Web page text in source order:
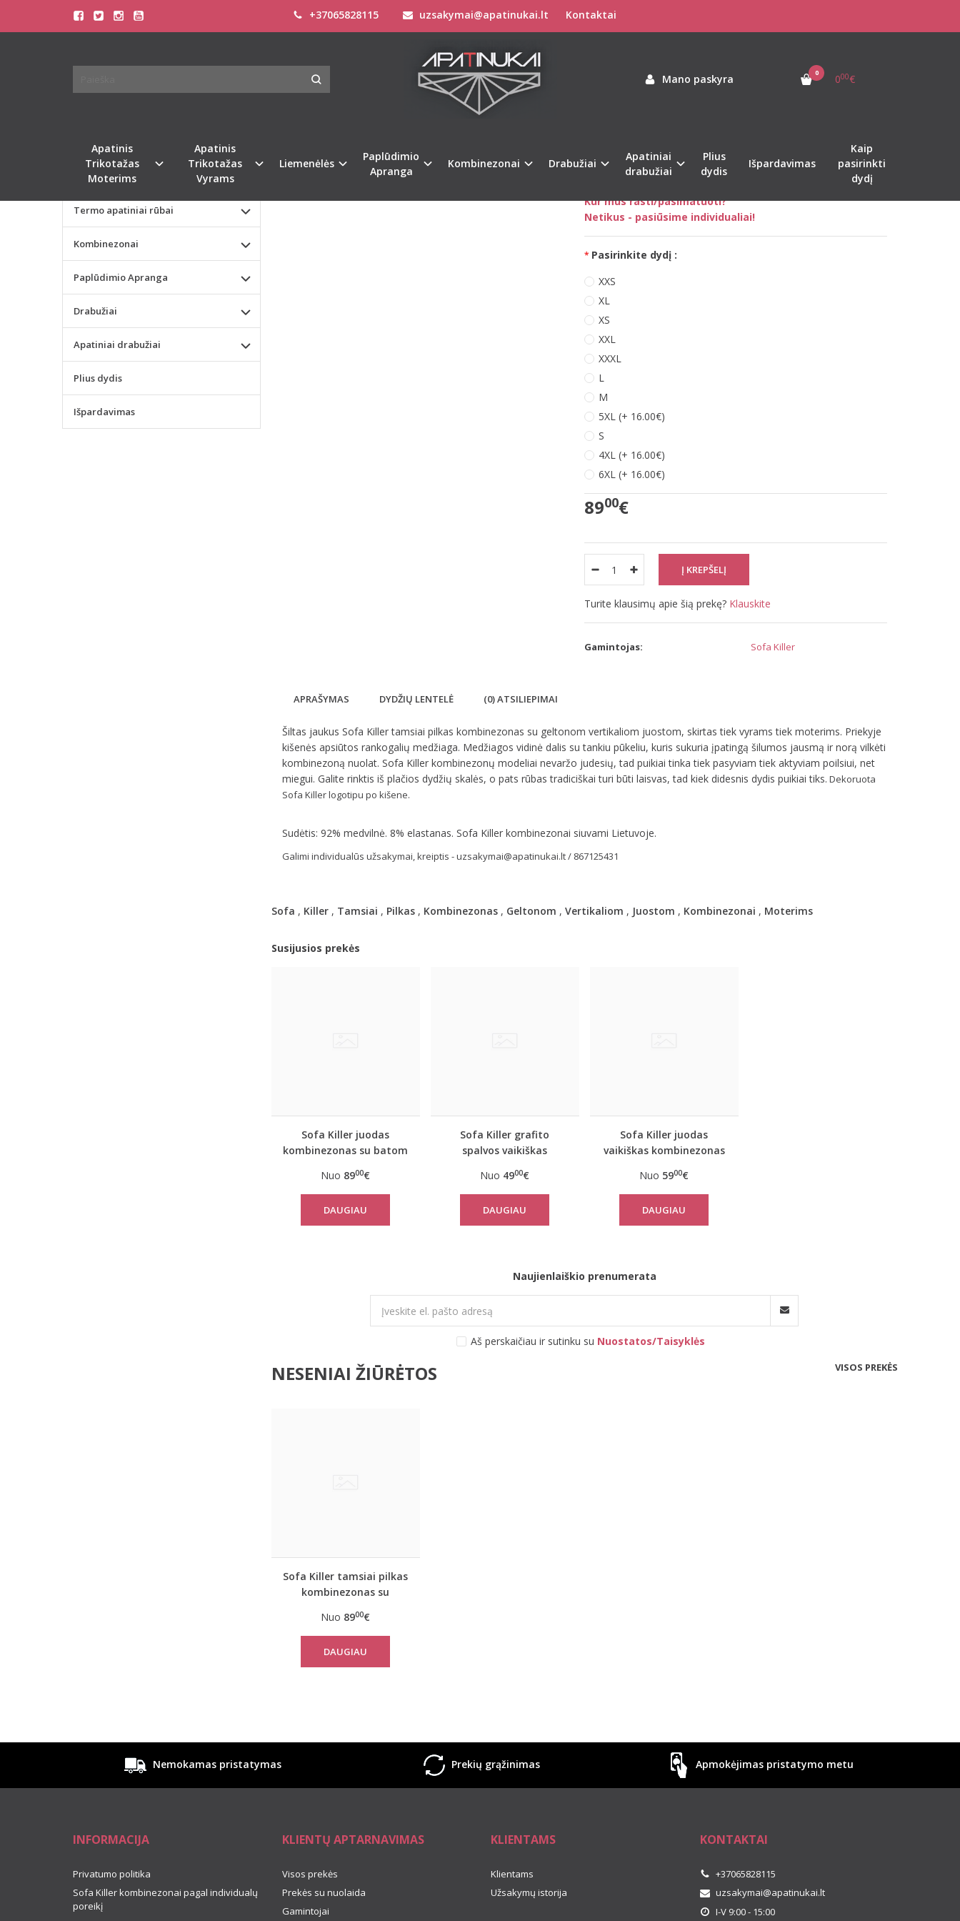
+37065828115 uzsakymai@apatinukai.lt Kontaktai
Mano paskyra 0 000€
Apatinis
Trikotažas
Moterims
Apatinis
Trikotažas
Vyrams
Liemenėlės
Paplūdimio
Apranga
Kombinezonai Drabužiai
Apatiniai
drabužiai
Plius
dydis
Išpardavimas
Kaip
pasirinkti
dydį
SOFA KILLER TAMSIAI PILKAS KOMBINEZONAS SU GELTONOM
VERTIKALIOM JUOSTOM
Kur mus rasti/pasimatuoti?
Netikus - pasiūsime individualiai!
Pasirinkite dydį :
XXS
XL
XS
XXL
XXXL
L
M
5XL (+ 16.00€)
S
4XL (+ 16.00€)
6XL (+ 16.00€)
8900€
Turite klausimų apie šią prekę? Klauskite
Gamintojas: Sofa Killer
APRAŠYMAS DYDŽIŲ LENTELĖ (0) ATSILIEPIMAI
Šiltas jaukus Sofa Killer tamsiai pilkas kombinezonas su geltonom vertikaliom juostom, skirtas tiek vyrams tiek moterims. Priekyje
kišenės apsiūtos rankogalių medžiaga. Medžiagos vidinė dalis su tankiu pūkeliu, kuris sukuria įpatingą šilumos jausmą ir norą vilkėti
kombinezoną nuolat. Sofa Killer kombinezonų modeliai nevaržo judesių, tad puikiai tinka tiek pasyviam tiek aktyviam poilsiui, net
miegui. Galite rinktis iš plačios dydžių skalės, o pats rūbas tradiciškai turi būti laisvas, tad kiek didesnis dydis puikiai tiks. Dekoruota
Sofa Killer logotipu po kišene.
Sudėtis: 92% medvilnė. 8% elastanas. Sofa Killer kombinezonai siuvami Lietuvoje.
Galimi individualūs užsakymai, kreiptis - uzsakymai@apatinukai.lt / 867125431
Sofa , Killer, Tamsiai , Pilkas, Kombinezonas, Geltonom , Vertikaliom , Juostom , Kombinezonai , Moterims
Susijusios prekės
Sofa Killer juodas
kombinezonas su batom
Nuo 8900€
DAUGIAU
Sofa Killer grafito
spalvos vaikiškas
geltonom vertikaliom
juostom
Nuo 4900€
DAUGIAU
Sofa Killer juodas
vaikiškas kombinezonas
juostom
Nuo 5900€
DAUGIAU
Naujienlaiškio prenumerata
Aš perskaičiau ir sutinku su Nuostatos/Taisyklės
NESENIAI ŽIŪRĖTOS VISOS PREKĖS
Sofa Killer tamsiai pilkas
kombinezonas su
juostom
Nuo 8900€
DAUGIAU
Valentino dienos dovana
Liemenėlės
Termo apatiniai rūbai
Kombinezonai
Paplūdimio Apranga
Drabužiai
Apatiniai drabužiai
Plius dydis
Išpardavimas
Nemokamas pristatymas Prekių grąžinimas Apmokėjimas pristatymo metu
INFORMACIJA
Privatumo politika
Sofa Killer kombinezonai pagal individualų
poreikį
KLIENTŲ APTARNAVIMAS
Visos prekės
Prekės su nuolaida
Gamintojai
KLIENTAMS
Klientams
Užsakymų istorija
KONTAKTAI
+37065828115
uzsakymai@apatinukai.lt
I-V 9:00 - 15:00